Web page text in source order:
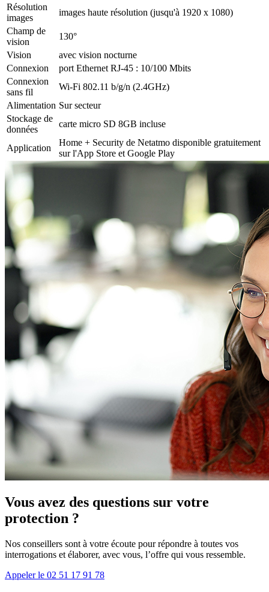
Résolution
images
images haute résolution (jusqu'à 1920 x 1080)
Champ de
vision
130°
Vision
avec vision nocturne
Connexion
port Ethernet RJ-45 : 10/100 Mbits
Connexion
sans fil
Wi-Fi 802.11 b/g/n (2.4GHz)
Alimentation Sur secteur
Stockage de
données
carte micro SD 8GB incluse
Application
Home + Security de Netatmo disponible gratuitement
sur l'App Store et Google Play
Vous avez des questions sur votre
protection ?
Nos conseillers sont à votre écoute pour répondre à toutes vos
interrogations et élaborer, avec vous, l’offre qui vous ressemble.
Appeler le 02 51 17 91 78